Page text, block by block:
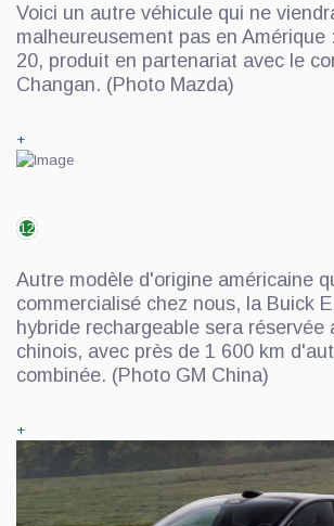
Voici un autre véhicule qui ne
malheureusement pas en Amérique
20, produit en partenariat avec le
Changan. (Photo Mazda)
+
12
Autre modèle d'origine américaine
commercialisé chez nous, la Buick
hybride rechargeable sera réservée
chinois, avec près de 1 600 km
combinée. (Photo GM China)
+